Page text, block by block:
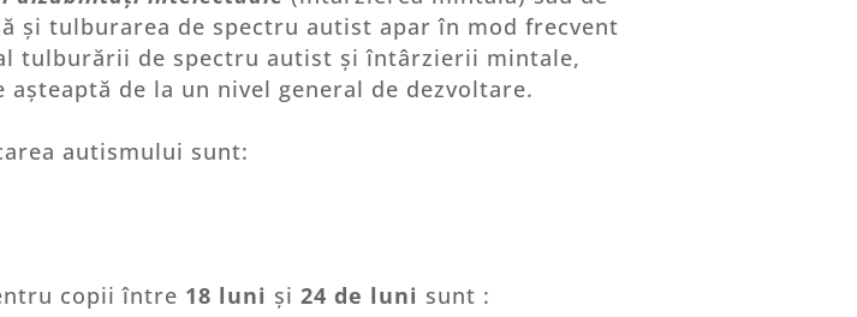
și tulburarea de spectru autist apar în mod frecvent
tulburării de spectru autist și întârzierii mintale,
așteaptă de la un nivel general de dezvoltare.
autismului sunt:
copii între 18 luni și 24 de luni sunt :